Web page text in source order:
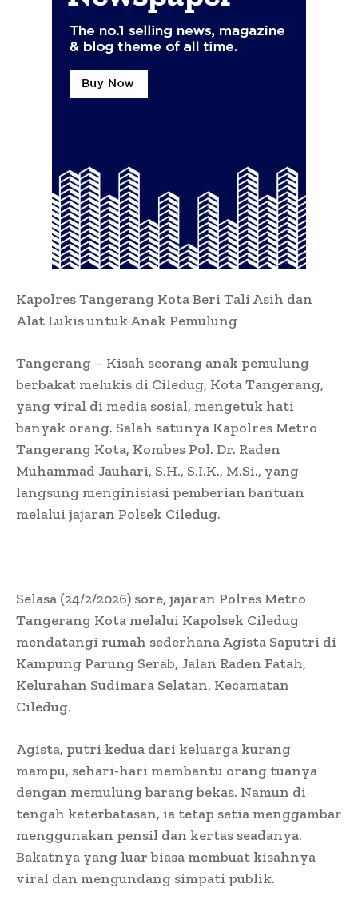
Kapolres Tangerang Kota Beri Tali Asih dan
Alat Lukis untuk Anak Pemulung
Tangerang – Kisah seorang anak pemulung
berbakat melukis di Ciledug, Kota Tangerang,
yang viral di media sosial, mengetuk hati
banyak orang. Salah satunya Kapolres Metro
Tangerang Kota, Kombes Pol. Dr. Raden
Muhammad Jauhari, S.H., S.I.K., M.Si., yang
langsung menginisiasi pemberian bantuan
melalui jajaran Polsek Ciledug.
Selasa (24/2/2026) sore, jajaran Polres Metro
Tangerang Kota melalui Kapolsek Ciledug
mendatangi rumah sederhana Agista Saputri di
Kampung Parung Serab, Jalan Raden Fatah,
Kelurahan Sudimara Selatan, Kecamatan
Ciledug.
Agista, putri kedua dari keluarga kurang
mampu, sehari-hari membantu orang tuanya
dengan memulung barang bekas. Namun di
tengah keterbatasan, ia tetap setia menggambar
menggunakan pensil dan kertas seadanya.
Bakatnya yang luar biasa membuat kisahnya
viral dan mengundang simpati publik.